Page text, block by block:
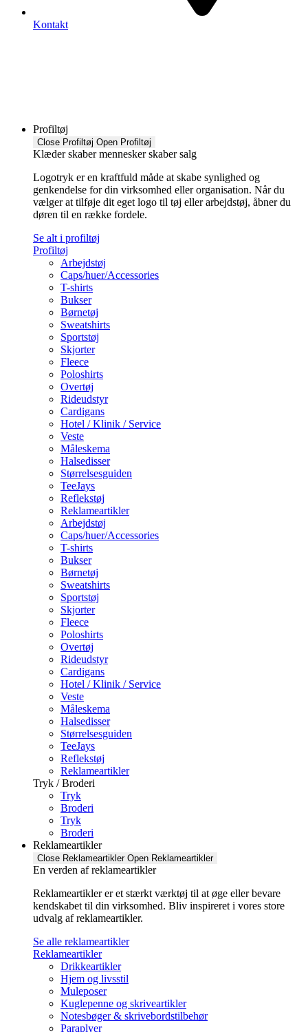
Kontakt
Profiltøj
Close Profiltøj Open Profiltøj
Klæder skaber mennesker skaber salg
Logotryk er en kraftfuld måde at skabe synlighed og
genkendelse for din virksomhed eller organisation. Når du
vælger at tilføje dit eget logo til tøj eller arbejdstøj, åbner du
døren til en række fordele.
Se alt i profiltøj
Profiltøj
Arbejdstøj
Caps/huer/Accessories
T-shirts
Bukser
Børnetøj
Sweatshirts
Sportstøj
Skjorter
Fleece
Poloshirts
Overtøj
Rideudstyr
Cardigans
Hotel / Klinik / Service
Veste
Måleskema
Halsedisser
Størrelsesguiden
TeeJays
Reflekstøj
Reklameartikler
Arbejdstøj
Caps/huer/Accessories
T-shirts
Bukser
Børnetøj
Sweatshirts
Sportstøj
Skjorter
Fleece
Poloshirts
Overtøj
Rideudstyr
Cardigans
Hotel / Klinik / Service
Veste
Måleskema
Halsedisser
Størrelsesguiden
TeeJays
Reflekstøj
Reklameartikler
Tryk / Broderi
Tryk
Broderi
Tryk
Broderi
Reklameartikler
Close Reklameartikler Open Reklameartikler
En verden af reklameartikler ​
Reklameartikler er et stærkt værktøj til at øge eller bevare
kendskabet til din virksomhed. Bliv inspireret i vores store
udvalg af reklameartikler.
Se alle reklameartikler
Reklameartikler
Drikkeartikler
Hjem og livsstil
Muleposer
Kuglepenne og skriveartikler
Notesbøger & skrivebordstilbehør
Paraplyer